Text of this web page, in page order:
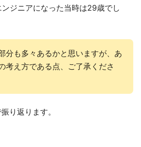
ジニアになった当時は29歳でし
分も多々あるかと思いますが、あ
考え方である点、ご了承くださ
り返ります。